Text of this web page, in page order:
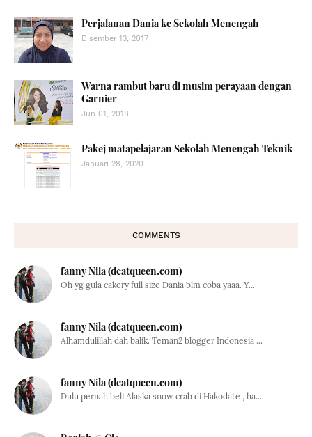
Perjalanan Dania ke Sekolah Menengah
Disember 13, 2017
Warna rambut baru di musim perayaan dengan
Garnier
Jun 01, 2018
Pakej matapelajaran Sekolah Menengah Teknik
Januari 28, 2020
COMMENTS
fanny Nila (dcatqueen.com)
Oh yg gula cakery full size Dania blm coba yaaa. Y...
fanny Nila (dcatqueen.com)
Alhamdulillah dah balik. Teman2 blogger Indonesia ...
fanny Nila (dcatqueen.com)
Dulu pernah beli Alaska snow crab di Hakodate , ha...